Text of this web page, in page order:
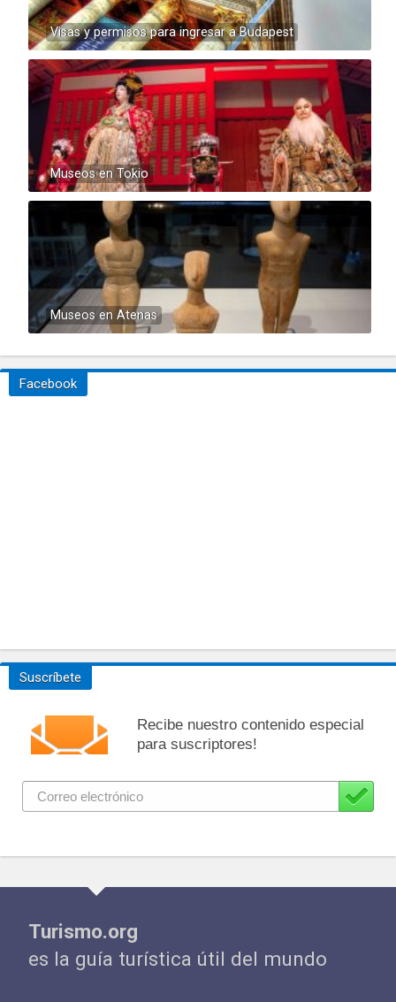
Visas y permisos para ingresar a Budapest
Museos en Tokio
Museos en Atenas
Facebook
Suscríbete
Recibe nuestro contenido especial
para suscriptores!
Turismo.org
es la guía turística útil del mundo